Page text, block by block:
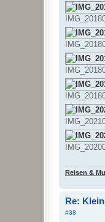
a
g
Reisen &
Re:
#38